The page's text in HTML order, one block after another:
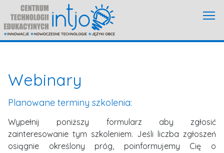
Webinary
Planowane terminy szkolenia:
Wypełnij poniższy formularz aby zgłosić
zainteresowanie tym szkoleniem. Jeśli liczba zgłoszeń
osiągnie określony próg, poinformujemy Cię o